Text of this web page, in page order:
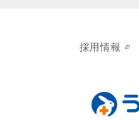
採用情報